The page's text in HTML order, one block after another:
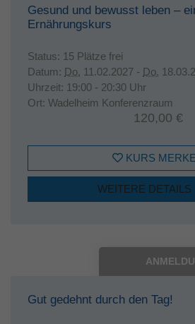
Gesund und bewusst leben –
Ernährungskurs
Status: 15 Plätze frei
Datum: Do. 11.02.2027 - Do.
Uhrzeit: 19:00 - 20:30 Uhr
Ort: Wadelheim Konferenzraum
120,00 €
KURS
WEITERE DETAILS
Gut gedehnt durch den Tag!